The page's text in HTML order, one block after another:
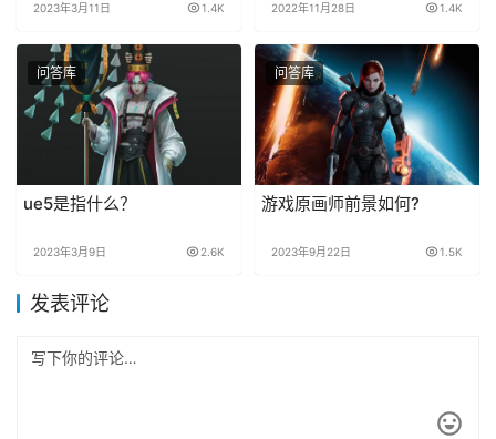
2023年3月11日 1.4K 2022年11月28日 1.4K
问答库
ue5是指什么？
2023年3月9日 2.6K
问答库
游戏原画师前景如何?
2023年9月22日 1.5K
发表评论